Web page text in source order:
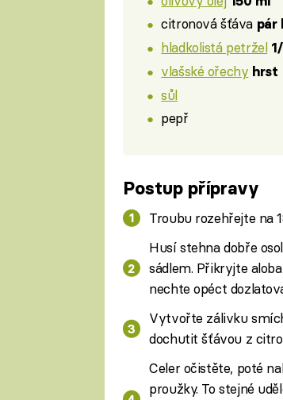
citronová šťáva pár
hladkolistá petržel
vlašské ořechy hrst
sůl
pepř
Postup přípravy
Troubu rozehřejte na
Husí stehna dobře
sádlem. Přikryjte
nechte opéct
Vytvořte zálivku
dochutit šťávou z
Celer očistěte, poté
proužky. To stejné